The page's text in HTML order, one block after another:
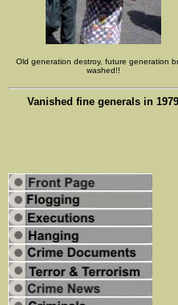
Old generation destroy, future generation
washed!!
Vanished fine generals in 1979